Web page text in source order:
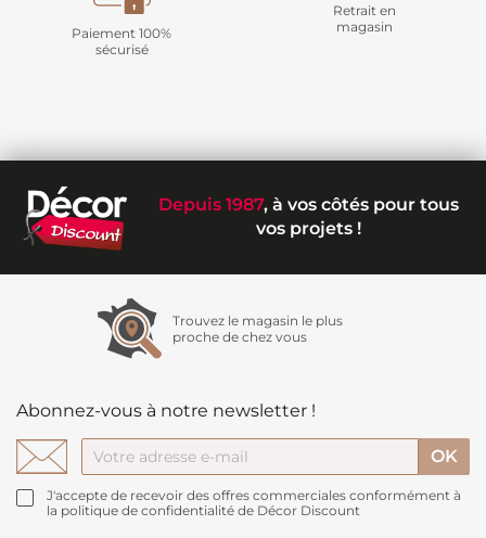
Paiement 100%
sécurisé
Retrait en
magasin
Depuis 1987, à vos côtés pour tous
vos projets !
Trouvez le magasin le plus
proche de chez vous
Abonnez-vous à notre newsletter !
J'accepte de recevoir des offres commerciales conformément à
la politique de confidentialité de Décor Discount